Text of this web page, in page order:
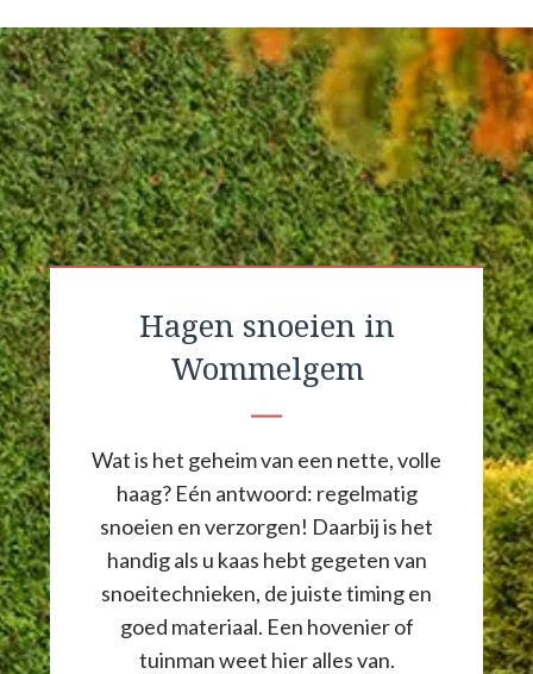
Hagen snoeien in
Wommelgem
Wat is het geheim van een nette, volle
haag? Eén antwoord: regelmatig
snoeien en verzorgen! Daarbij is het
handig als u kaas hebt gegeten van
snoeitechnieken, de juiste timing en
goed materiaal. Een hovenier of
tuinman weet hier alles van.